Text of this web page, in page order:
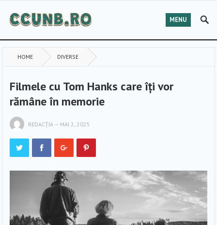
MENU
HOME DIVERSE
Filmele cu Tom Hanks care îți vor
rămâne în memorie
REDACȚIA — MAI 2, 2025